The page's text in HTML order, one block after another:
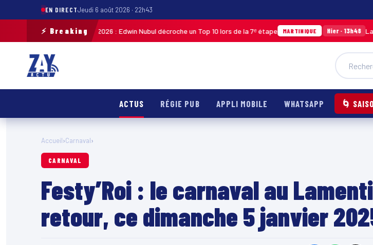
EN DIRECTJeudi 6 août 2026 · 22h43
⚡ Breaking
Guadeloupe 2026 : Edwin Nubul décroche un Top 10 lors de la 7ᵉ étape MARTINIQUE Hier · 13h48 Laurence
ACTUS RÉGIE PUB APPLI MOBILE WHATSAPP 🌀
Accueil›Carnaval›
CARNAVAL
Festy’Roi : le carnaval au
retour, ce dimanche 5 janvier